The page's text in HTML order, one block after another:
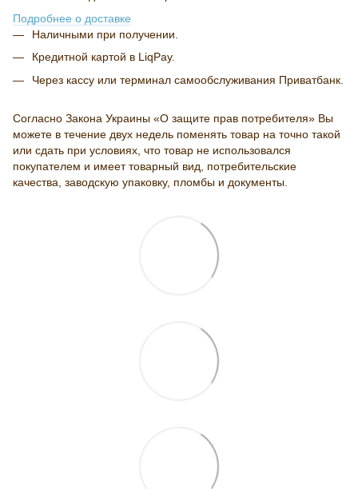
Подробнее о доставке
Наличными при получении.
Кредитной картой в LiqPay.
Через кассу или терминал самообслуживания Приватбанк.
Согласно Закона Украины «О защите прав потребителя» Вы
можете в течение двух недель поменять товар на точно такой
или сдать при условиях, что товар не использовался
покупателем и имеет товарный вид, потребительские
качества, заводскую упаковку, пломбы и документы.